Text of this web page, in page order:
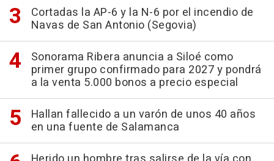
Cortadas la AP-6 y la N-6 por el incendio de
Navas de San Antonio (Segovia)
Sonorama Ribera anuncia a Siloé como
primer grupo confirmado para 2027 y pondrá
a la venta 5.000 bonos a precio especial
Hallan fallecido a un varón de unos 40 años
en una fuente de Salamanca